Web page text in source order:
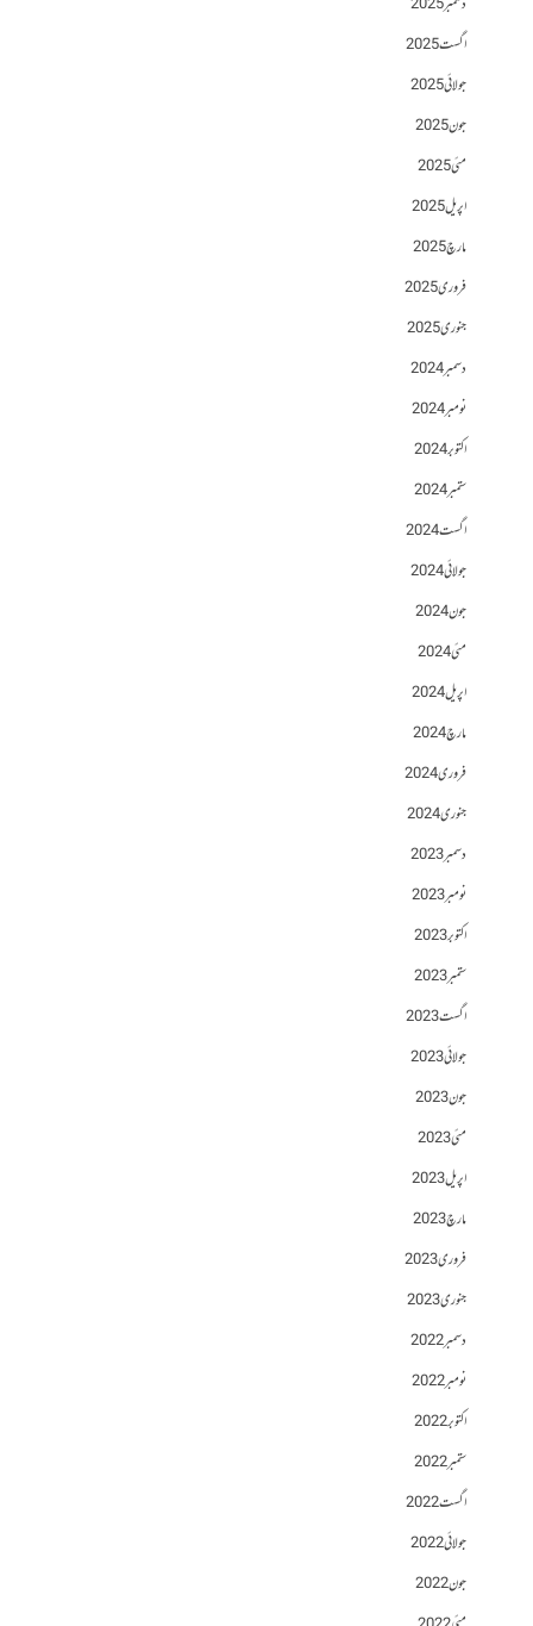
اگست 2025
جولائی 2025
جون 2025
مئی 2025
اپریل 2025
مارچ 2025
فروری 2025
جنوری 2025
دسمبر 2024
نومبر 2024
اکتوبر 2024
ستمبر 2024
اگست 2024
جولائی 2024
جون 2024
مئی 2024
اپریل 2024
مارچ 2024
فروری 2024
جنوری 2024
دسمبر 2023
نومبر 2023
اکتوبر 2023
ستمبر 2023
اگست 2023
جولائی 2023
جون 2023
مئی 2023
اپریل 2023
مارچ 2023
فروری 2023
جنوری 2023
دسمبر 2022
نومبر 2022
اکتوبر 2022
ستمبر 2022
اگست 2022
جولائی 2022
جون 2022